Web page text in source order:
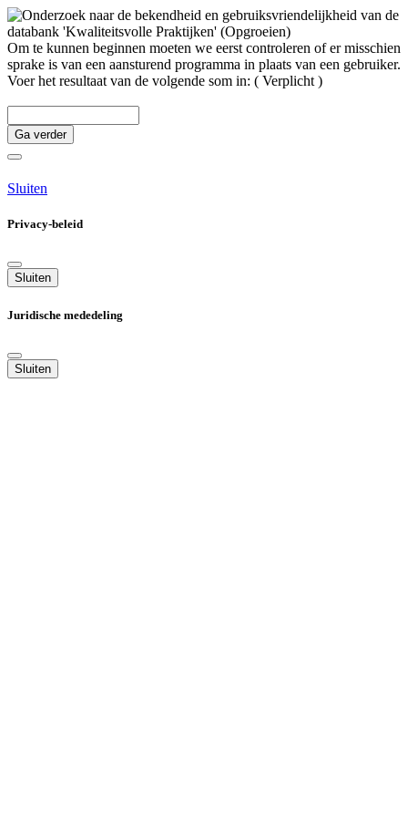
Om te kunnen beginnen moeten we eerst controleren of er misschien
sprake is van een aansturend programma in plaats van een gebruiker.
Voer het resultaat van de volgende som in: ( Verplicht )
Ga verder
Sluiten
Privacy-beleid
Sluiten
Juridische mededeling
Sluiten